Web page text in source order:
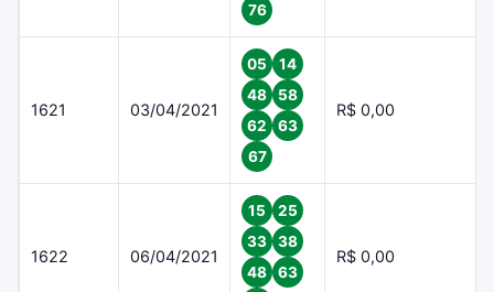
76
1621 03/04/2021
05
14
48
58
62
63
67
R$ 0,00
1622 06/04/2021
15
25
33
38
48
63
R$ 0,00